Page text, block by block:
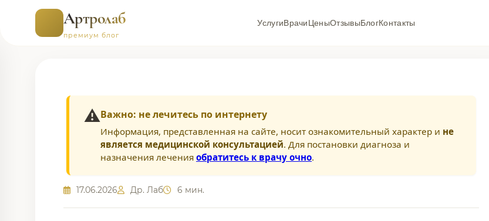
Артролаб
премиум блог
УслугиВрачиЦеныОтзывыБлогКонтакты
⚠️Важно: не лечитесь по интернету
Информация, представленная на сайте, носит ознакомительный характер и не
является медицинской консультацией. Для постановки диагноза и
назначения лечения обратитесь к врачу очно.
17.06.2026 Др. Лаб 6 мин.